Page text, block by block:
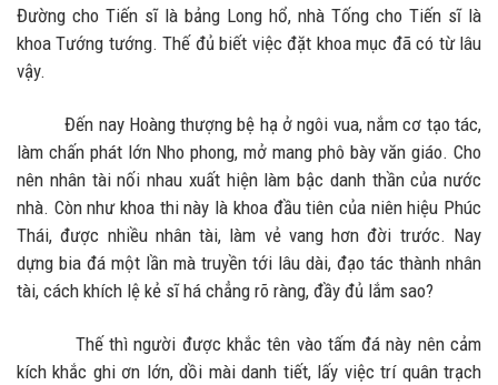
Đường cho Tiến sĩ là bảng Long hổ, nhà Tống cho Tiến sĩ là
khoa Tướng tướng. Thế đủ biết việc đặt khoa mục đã có từ lâu
vậy.
Đến nay Hoàng thượng bệ hạ ở ngôi vua, nắm cơ tạo tác,
làm chấn phát lớn Nho phong, mở mang phô bày văn giáo. Cho
nên nhân tài nối nhau xuất hiện làm bậc danh thần của nước
nhà. Còn như khoa thi này là khoa đầu tiên của niên hiệu Phúc
Thái, được nhiều nhân tài, làm vẻ vang hơn đời trước. Nay
dựng bia đá một lần mà truyền tới lâu dài, đạo tác thành nhân
tài, cách khích lệ kẻ sĩ há chẳng rõ ràng, đầy đủ lắm sao?
Thế thì người được khắc tên vào tấm đá này nên cảm
kích khắc ghi ơn lớn, dồi mài danh tiết, lấy việc trí quân trạch